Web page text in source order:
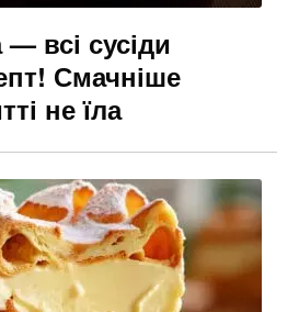
всі сусіди
Смачніше
не їла